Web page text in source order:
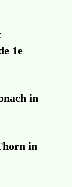
1e
in
in